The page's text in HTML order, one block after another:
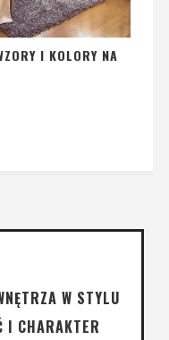
I KOLORY NA
W STYLU
I CHARAKTER